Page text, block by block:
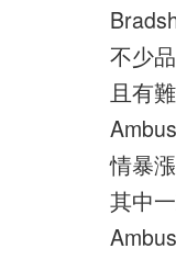
不少
且有
情暴
其中